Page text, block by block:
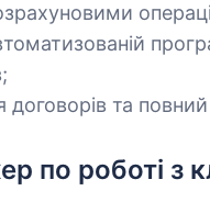
договорів та
по роботі з